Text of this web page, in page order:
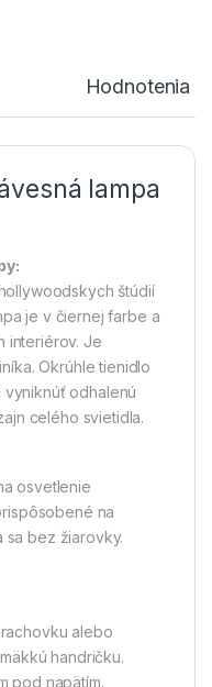
Hodnotenia
lampa
štúdií
je v čiernej farbe a
interiérov. Je
Okrúhle tienidlo
odhalenú
celého svietidla.
osvetlenie
na
sa bez žiarovky.
alebo
handričku.
pod napätím.